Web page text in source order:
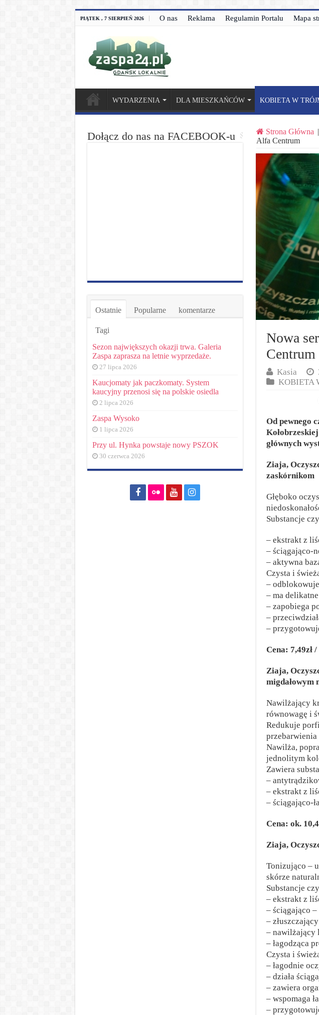
PIĄTEK , 7 SIERPIEŃ 2026 O nas Reklama Regulamin Portalu Mapa
WYDARZENIA DLA MIESZKAŃCÓW KOBIETA W
Strona Główna |
Alfa Centrum
Nowa
Centrum
Kasia
KOBIETA
Od pewnego
głównych
Ziaja,
zaskórnikom
Głęboko
Substancje
– ekstrakt z
– ściągająco-
– aktywna
Czysta i
–
– ma
– zapobiega
–
–
Cena: 7,49zł
Ziaja,
migdałowym
Nawilżający
równowagę i
Redukuje
przebarwienia
Nawilża,
jednolitym
Zawiera
–
– ekstrakt z
– ściągająco-
Cena: ok.
Ziaja,
Tonizująco –
skórze
Substancje
– ekstrakt z
– ściągająco
–
– nawilżający
– łagodząca
Czysta i
– łagodnie
– działa
– zawiera
– wspomaga
–
Dołącz do nas na FACEBOOK-u
Ostatnie Popularne komentarze
Tagi
Sezon największych okazji trwa. Galeria
Zaspa zaprasza na letnie wyprzedaże.
27 lipca 2026
Kaucjomaty jak paczkomaty. System
kaucyjny przenosi się na polskie osiedla
2 lipca 2026
Zaspa Wysoko
1 lipca 2026
Przy ul. Hynka powstaje nowy PSZOK
30 czerwca 2026